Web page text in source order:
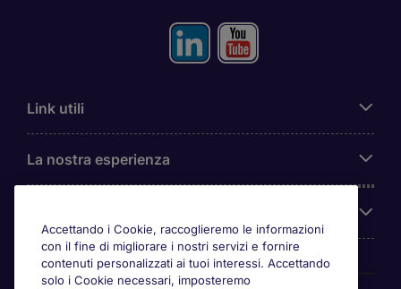
Link utili
La nostra esperienza
Accettando i Cookie, raccoglieremo le informazioni
con il fine di migliorare i nostri servizi e fornire
contenuti personalizzati ai tuoi interessi. Accettando
solo i Cookie necessari, imposteremo